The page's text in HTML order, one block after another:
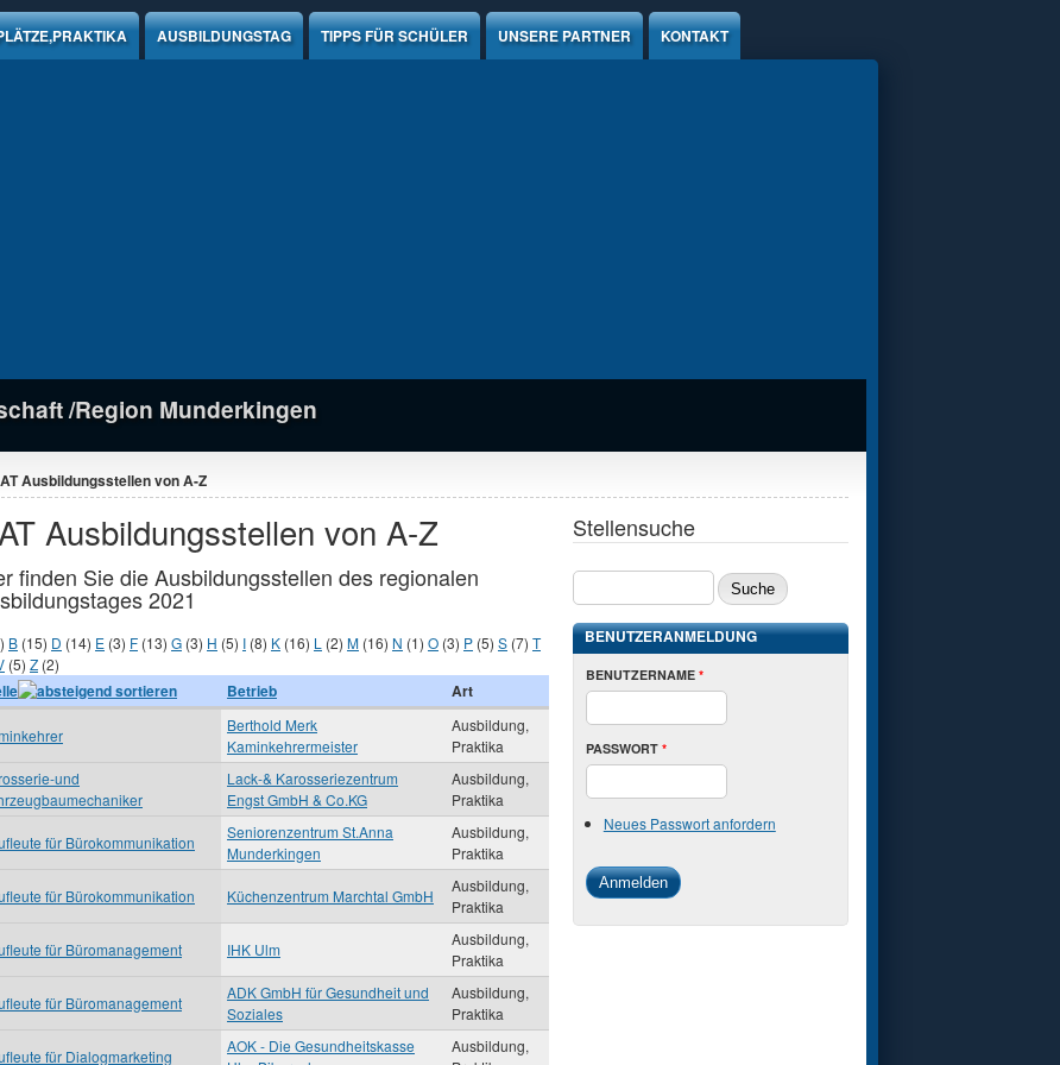
AUSBILDUNGSTAG TIPPS FÜR SCHÜLER UNSERE PARTNER KONTAKT
/Region Munderkingen
Ausbildungsstellen von A-Z
Ausbildungsstellen von A-Z
finden Sie die Ausbildungsstellen des regionalen
2021
B (15) D (14) E (3) F (13) G (3) H (5) I (8) K (16) L (2) M (16) N (1) O (3) P (5) S (7) T
(5) Z (2)
Betrieb Art
Berthold Merk
Kaminkehrermeister
Ausbildung,
Praktika
und
Lack-& Karosseriezentrum
Engst GmbH & Co.KG
Ausbildung,
Praktika
für Bürokommunikation
Seniorenzentrum St.Anna
Munderkingen
Ausbildung,
Praktika
für Bürokommunikation Küchenzentrum Marchtal GmbH
Ausbildung,
Praktika
für Büromanagement IHK Ulm
Ausbildung,
Praktika
für Büromanagement
ADK GmbH für Gesundheit und
Soziales
Ausbildung,
Praktika
für Dialogmarketing
AOK - Die Gesundheitskasse
Ausbildung,
Stellensuche
BENUTZERANMELDUNG
BENUTZERNAME *
PASSWORT *
Neues Passwort anfordern